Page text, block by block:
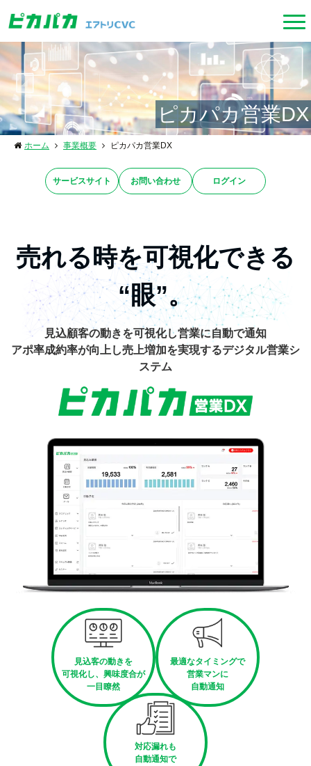
ピカパカ営業DX
ホーム 事業概要 ピカパカ営業DX
サービスサイト お問い合わせ ログイン
売れる時を可視化できる
“眼”。
見込顧客の動きを可視化し営業に自動で通知
アポ率成約率が向上し売上増加を実現するデジタル営業シ
ステム
見込客の動きを
可視化し、興味度合が
一目瞭然
最適なタイミングで
営業マンに
自動通知
対応漏れも
自動通知で